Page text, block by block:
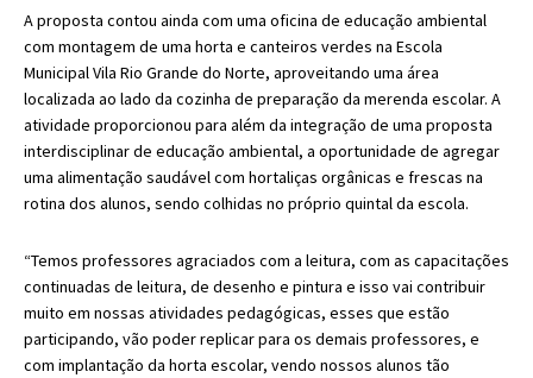
A proposta contou ainda com uma oficina de educação ambiental
com montagem de uma horta e canteiros verdes na Escola
Municipal Vila Rio Grande do Norte, aproveitando uma área
localizada ao lado da cozinha de preparação da merenda escolar. A
atividade proporcionou para além da integração de uma proposta
interdisciplinar de educação ambiental, a oportunidade de agregar
uma alimentação saudável com hortaliças orgânicas e frescas na
rotina dos alunos, sendo colhidas no próprio quintal da escola.
“Temos professores agraciados com a leitura, com as capacitações
continuadas de leitura, de desenho e pintura e isso vai contribuir
muito em nossas atividades pedagógicas, esses que estão
participando, vão poder replicar para os demais professores, e
com implantação da horta escolar, vendo nossos alunos tão